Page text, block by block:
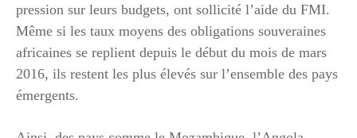
pression sur leurs budgets, ont sollicité l’aide du FMI.
Même si les taux moyens des obligations souveraines
africaines se replient depuis le début du mois de mars
2016, ils restent les plus élevés sur l’ensemble des pays
émergents.